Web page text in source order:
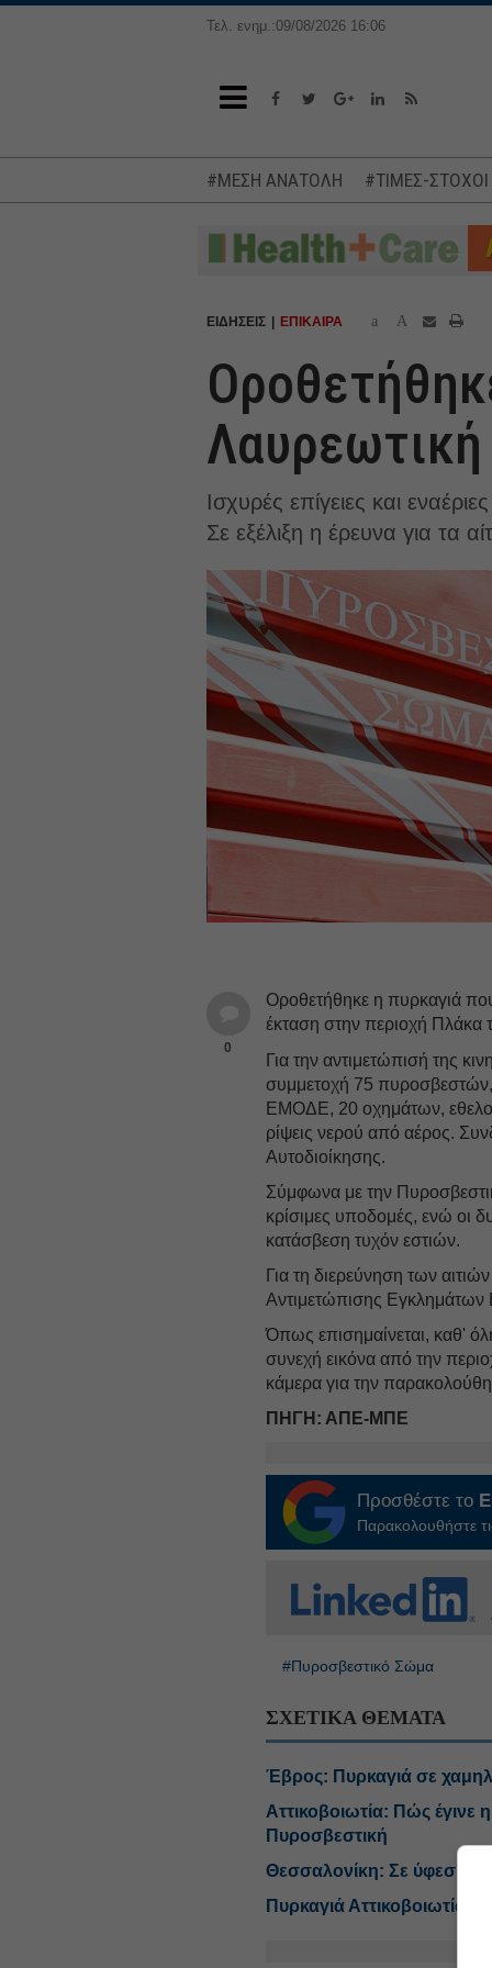
Τελ. ενημ.:09/08/2026 16:06
#ΜΕΣΗ ΑΝΑΤΟΛΗ #ΤΙΜΕΣ-
ΕΙΔΗΣΕΙΣ ΕΠΙΚΑΙΡΑ a A
Λαυρεωτική
Ισχυρές επίγειες και
Σε εξέλιξη η έρευνα για τα
0
Οροθετήθηκε η πυρκαγιά
έκταση στην περιοχή
Για την αντιμετώπισή της
συμμετοχή 75
ΕΜΟΔΕ, 20 οχημάτων,
ρίψεις νερού από αέρος.
Αυτοδιοίκησης.
Σύμφωνα με την
κρίσιμες υποδομές, ενώ οι
κατάσβεση τυχόν εστιών.
Για τη διερεύνηση των
Αντιμετώπισης
Όπως επισημαίνεται, καθ'
συνεχή εικόνα από την
κάμερα για την
ΠΗΓΗ: ΑΠΕ-ΜΠΕ
Προσθέστε το
Παρακολουθήστε
#Πυροσβεστικό Σώμα
ΣΧΕΤΙΚΑ ΘΕΜΑΤΑ
Έβρος: Πυρκαγιά σε
Αττικοβοιωτία: Πώς
Πυροσβεστική
Θεσσαλονίκη: Σε ύφεση η
Πυρκαγιά